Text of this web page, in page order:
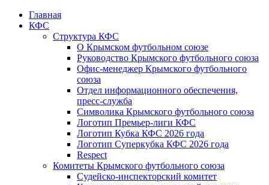
Главная
КФС
Структура КФС
О Крымском футбольном союзе
Руководство Крымского футбольного союза
Офис-менеджер Крымского футбольного
союза
Отдел информационного обеспечения,
пресс-служба
Символика Крымского футбольного союза
Логотип Премьер-лиги КФС
Логотип Кубка КФС 2026 года
Логотип Суперкубка КФС 2026 года
Respect
Комитеты Крымского футбольного союза
Судейско-инспекторский комитет